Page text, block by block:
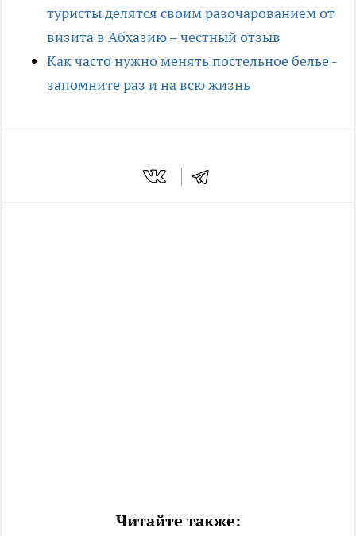
туристы делятся своим разочарованием от
визита в Абхазию – честный отзыв
Как часто нужно менять постельное белье -
запомните раз и на всю жизнь
Читайте также: